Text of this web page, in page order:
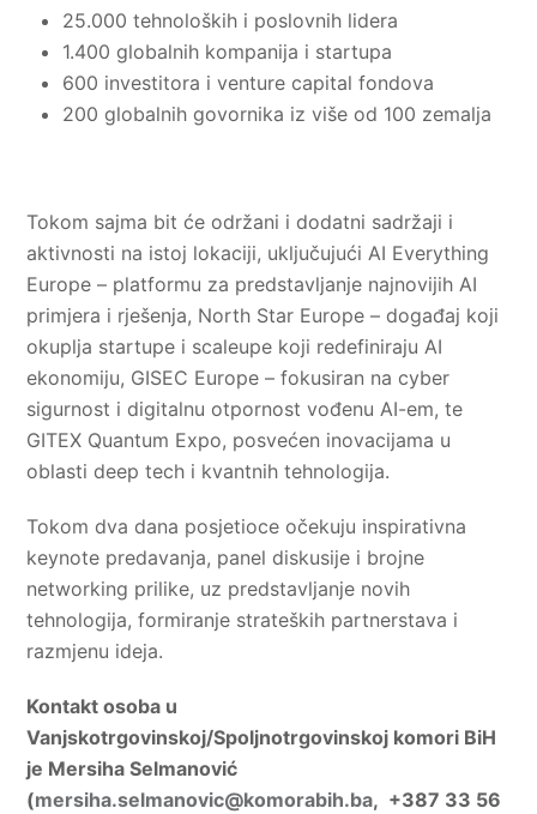
25.000 tehnoloških i poslovnih lidera
1.400 globalnih kompanija i startupa
600 investitora i venture capital fondova
200 globalnih govornika iz više od 100 zemalja
Tokom sajma bit će održani i dodatni sadržaji i
aktivnosti na istoj lokaciji, uključujući AI Everything
Europe – platformu za predstavljanje najnovijih AI
primjera i rješenja, North Star Europe – događaj koji
okuplja startupe i scaleupe koji redefiniraju AI
ekonomiju, GISEC Europe – fokusiran na cyber
sigurnost i digitalnu otpornost vođenu AI-em, te
GITEX Quantum Expo, posvećen inovacijama u
oblasti deep tech i kvantnih tehnologija.
Tokom dva dana posjetioce očekuju inspirativna
keynote predavanja, panel diskusije i brojne
networking prilike, uz predstavljanje novih
tehnologija, formiranje strateških partnerstava i
razmjenu ideja.
Kontakt osoba u
Vanjskotrgovinskoj/Spoljnotrgovinskoj komori BiH
je Mersiha Selmanović
(mersiha.selmanovic@komorabih.ba, +387 33 56